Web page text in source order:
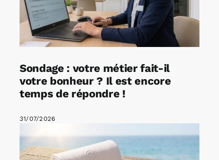
Sondage : votre métier fait-il
votre bonheur ? Il est encore
temps de répondre !
31/07/2026